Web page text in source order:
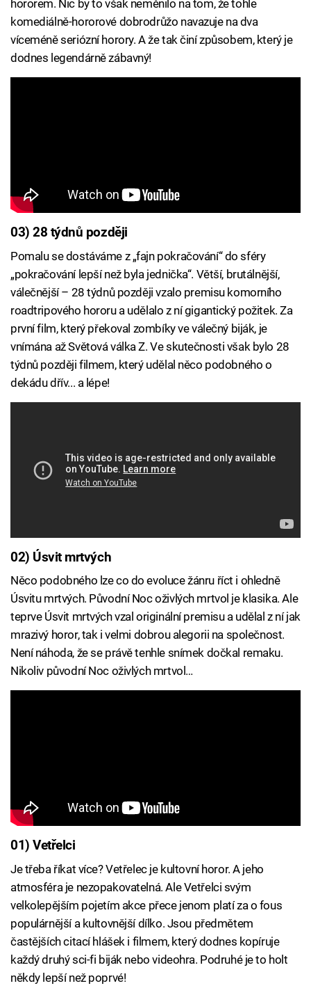
hororem. Nic by to však neměnilo na tom, že tohle
komediálně-hororové dobrodrůžo navazuje na dva
víceméně seriózní horory. A že tak činí způsobem, který je
dodnes legendárně zábavný!
03) 28 týdnů později
Pomalu se dostáváme z „fajn pokračování“ do sféry
„pokračování lepší než byla jednička“. Větší, brutálnější,
válečnější – 28 týdnů později vzalo premisu komorního
roadtripového hororu a udělalo z ní gigantický požitek. Za
první film, který překoval zombíky ve válečný biják, je
vnímána až Světová válka Z. Ve skutečnosti však bylo 28
týdnů později filmem, který udělal něco podobného o
dekádu dřív... a lépe!
02) Úsvit mrtvých
Něco podobného lze co do evoluce žánru říct i ohledně
Úsvitu mrtvých. Původní Noc oživlých mrtvol je klasika. Ale
teprve Úsvit mrtvých vzal originální premisu a udělal z ní jak
mrazivý horor, tak i velmi dobrou alegorii na společnost.
Není náhoda, že se právě tenhle snímek dočkal remaku.
Nikoliv původní Noc oživlých mrtvol…
01) Vetřelci
Je třeba říkat více? Vetřelec je kultovní horor. A jeho
atmosféra je nezopakovatelná. Ale Vetřelci svým
velkolepějším pojetím akce přece jenom platí za o fous
populárnější a kultovnější dílko. Jsou předmětem
častějších citací hlášek i filmem, který dodnes kopíruje
každý druhý sci-fi biják nebo videohra. Podruhé je to holt
někdy lepší než poprvé!